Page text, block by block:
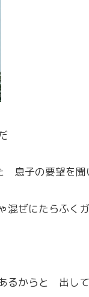
子の要望を聞
混ぜにたらふく
るからと 出し